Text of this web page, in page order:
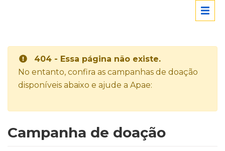
404 - Essa página não existe.
No entanto, confira as campanhas de doação
disponíveis abaixo e ajude a Apae:
Campanha de doação